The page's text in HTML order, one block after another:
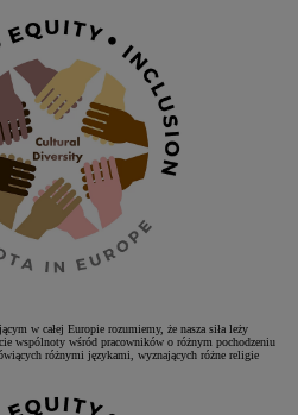
w całej Europie rozumiemy, że nasza siła leży
wspólnoty wśród pracowników o różnym pochodzeniu
różnymi językami, wyznających różne religie